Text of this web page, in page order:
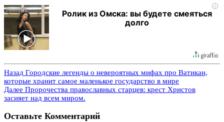
i
Ролик из Омска: вы будете смеяться
долго
Назад Городские легенды о невероятных мифах про Ватикан,
которые хранит самое маленькое государство в мире
Далее Пророчества православных старцев: крест Христов
засияет над всем миром.
Оставьте Комментарий